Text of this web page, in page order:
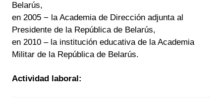
Belarús,
en 2005 − la Academia de Dirección adjunta al
Presidente de la República de Belarús,
en 2010 – la institución educativa de la Academia
Militar de la República de Belarús.
Actividad laboral: